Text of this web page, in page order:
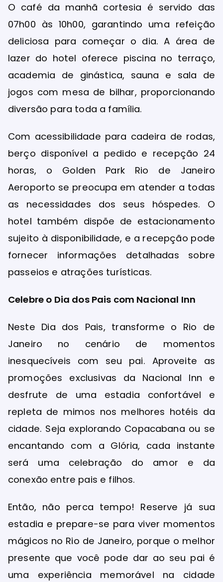
O café da manhã cortesia é servido das
07h00 às 10h00, garantindo uma refeição
deliciosa para começar o dia. A área de
lazer do hotel oferece piscina no terraço,
academia de ginástica, sauna e sala de
jogos com mesa de bilhar, proporcionando
diversão para toda a família.
Com acessibilidade para cadeira de rodas,
berço disponível a pedido e recepção 24
horas, o Golden Park Rio de Janeiro
Aeroporto se preocupa em atender a todas
as necessidades dos seus hóspedes. O
hotel também dispõe de estacionamento
sujeito à disponibilidade, e a recepção pode
fornecer informações detalhadas sobre
passeios e atrações turísticas.
Celebre o Dia dos Pais com Nacional Inn
Neste Dia dos Pais, transforme o Rio de
Janeiro no cenário de momentos
inesquecíveis com seu pai. Aproveite as
promoções exclusivas da Nacional Inn e
desfrute de uma estadia confortável e
repleta de mimos nos melhores hotéis da
cidade. Seja explorando Copacabana ou se
encantando com a Glória, cada instante
será uma celebração do amor e da
conexão entre pais e filhos.
Então, não perca tempo! Reserve já sua
estadia e prepare-se para viver momentos
mágicos no Rio de Janeiro, porque o melhor
presente que você pode dar ao seu pai é
uma experiência memorável na cidade